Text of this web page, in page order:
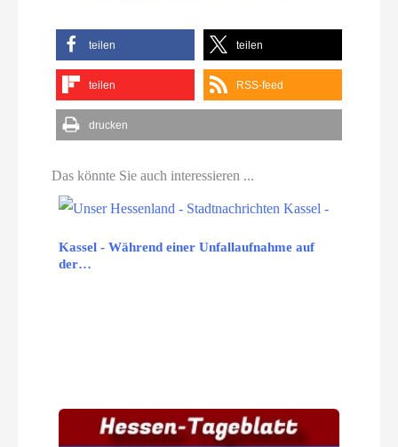
teilen teilen
teilen RSS-feed
drucken
Das könnte Sie auch interessieren ...
Kassel - Während einer Unfallaufnahme auf
der…